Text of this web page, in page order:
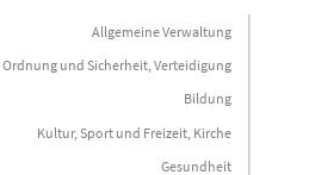
nach Funktionen
Allgemeine Verwaltung
und Sicherheit, Verteidigung
Bildung
Kultur, Sport und Freizeit, Kirche
Gesundheit